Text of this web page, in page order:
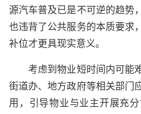
源汽车普及已是不可逆的趋势
也违背了公共服务的本质要求
补位才更具现实意义。
考虑到物业短时间内可能难
街道办、地方政府等相关部门
用，引导物业与业主开展充